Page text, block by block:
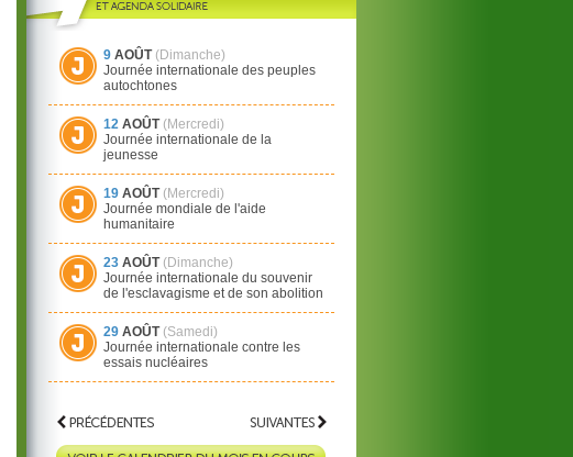
9 AOÛT (Dimanche)
Journée internationale des peuples
autochtones
12 AOÛT (Mercredi)
Journée internationale de la
jeunesse
19 AOÛT (Mercredi)
Journée mondiale de l'aide
humanitaire
23 AOÛT (Dimanche)
Journée internationale du souvenir
de l'esclavagisme et de son abolition
29 AOÛT (Samedi)
Journée internationale contre les
essais nucléaires